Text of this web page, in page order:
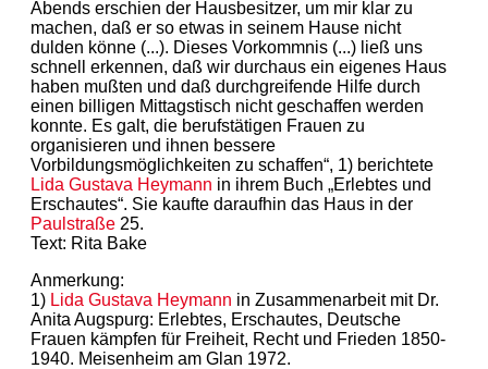
Abends erschien der Hausbesitzer, um mir klar zu
machen, daß er so etwas in seinem Hause nicht
dulden könne (...). Dieses Vorkommnis (...) ließ uns
schnell erkennen, daß wir durchaus ein eigenes Haus
haben mußten und daß durchgreifende Hilfe durch
einen billigen Mittagstisch nicht geschaffen werden
konnte. Es galt, die berufstätigen Frauen zu
organisieren und ihnen bessere
Vorbildungsmöglichkeiten zu schaffen“, 1) berichtete
Lida Gustava Heymann in ihrem Buch „Erlebtes und
Erschautes“. Sie kaufte daraufhin das Haus in der
Paulstraße 25.
Text: Rita Bake
Anmerkung:
1) Lida Gustava Heymann in Zusammenarbeit mit Dr.
Anita Augspurg: Erlebtes, Erschautes, Deutsche
Frauen kämpfen für Freiheit, Recht und Frieden 1850-
1940. Meisenheim am Glan 1972.